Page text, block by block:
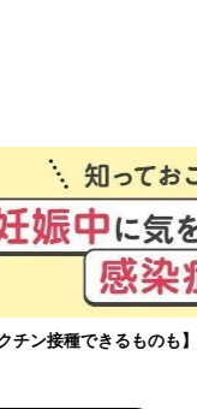
策、知っておいて！